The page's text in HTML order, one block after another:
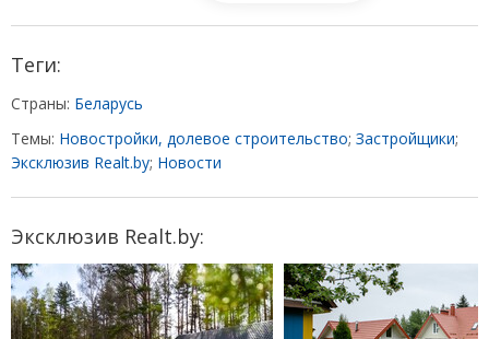
Теги:
Страны: Беларусь
Темы: Новостройки, долевое строительство; Застройщики;
Эксклюзив Realt.by; Новости
Эксклюзив Realt.by: